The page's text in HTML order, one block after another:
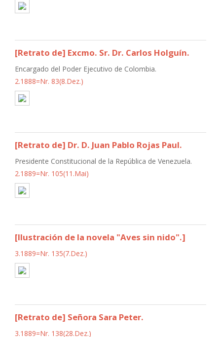
[Retrato de] Excmo. Sr. Dr. Carlos Holguín.
Encargado del Poder Ejecutivo de Colombia.
2.1888=Nr. 83(8.Dez.)
[Retrato de] Dr. D. Juan Pablo Rojas Paul.
Presidente Constitucional de la República de Venezuela.
2.1889=Nr. 105(11.Mai)
[Ilustración de la novela "Aves sin nido".]
3.1889=Nr. 135(7.Dez.)
[Retrato de] Señora Sara Peter.
3.1889=Nr. 138(28.Dez.)